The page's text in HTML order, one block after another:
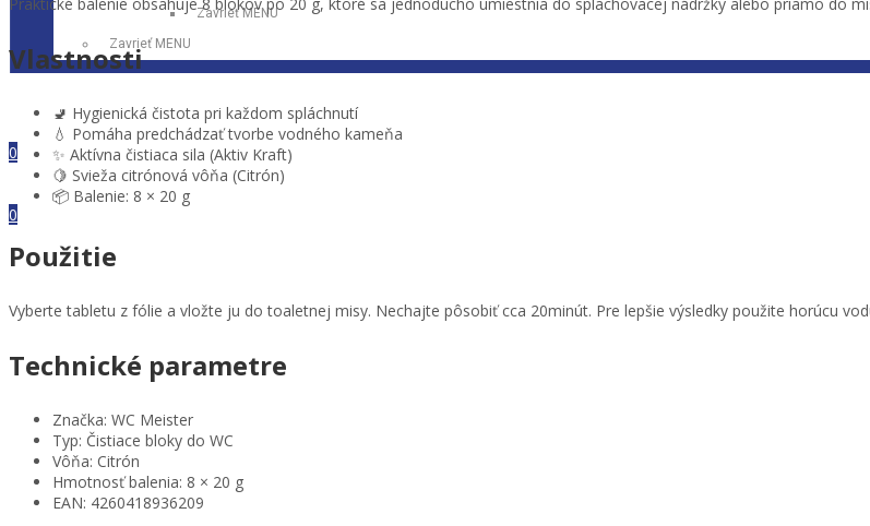
Zavrieť MENU
Zavrieť MENU
Dobrý deň, Prihlásiť sa
0
0,00
Ponuka
0
Vlastnosti
🚽 Hygienická čistota pri každom spláchnutí
💧 Pomáha predchádzať tvorbe vodného kameňa
✨ Aktívna čistiaca sila (Aktiv Kraft)
🍋 Svieža citrónová vôňa (Citrón)
📦 Balenie: 8 × 20 g
Použitie
Vyberte tabletu z fólie a vložte ju do toaletnej misy. Nechajte pôsobiť cca 20minút. Pre lepšie výsledky použite horúcu
Technické parametre
Značka: WC Meister
Typ: Čistiace bloky do WC
Vôňa: Citrón
Hmotnosť balenia: 8 × 20 g
EAN: 4260418936209